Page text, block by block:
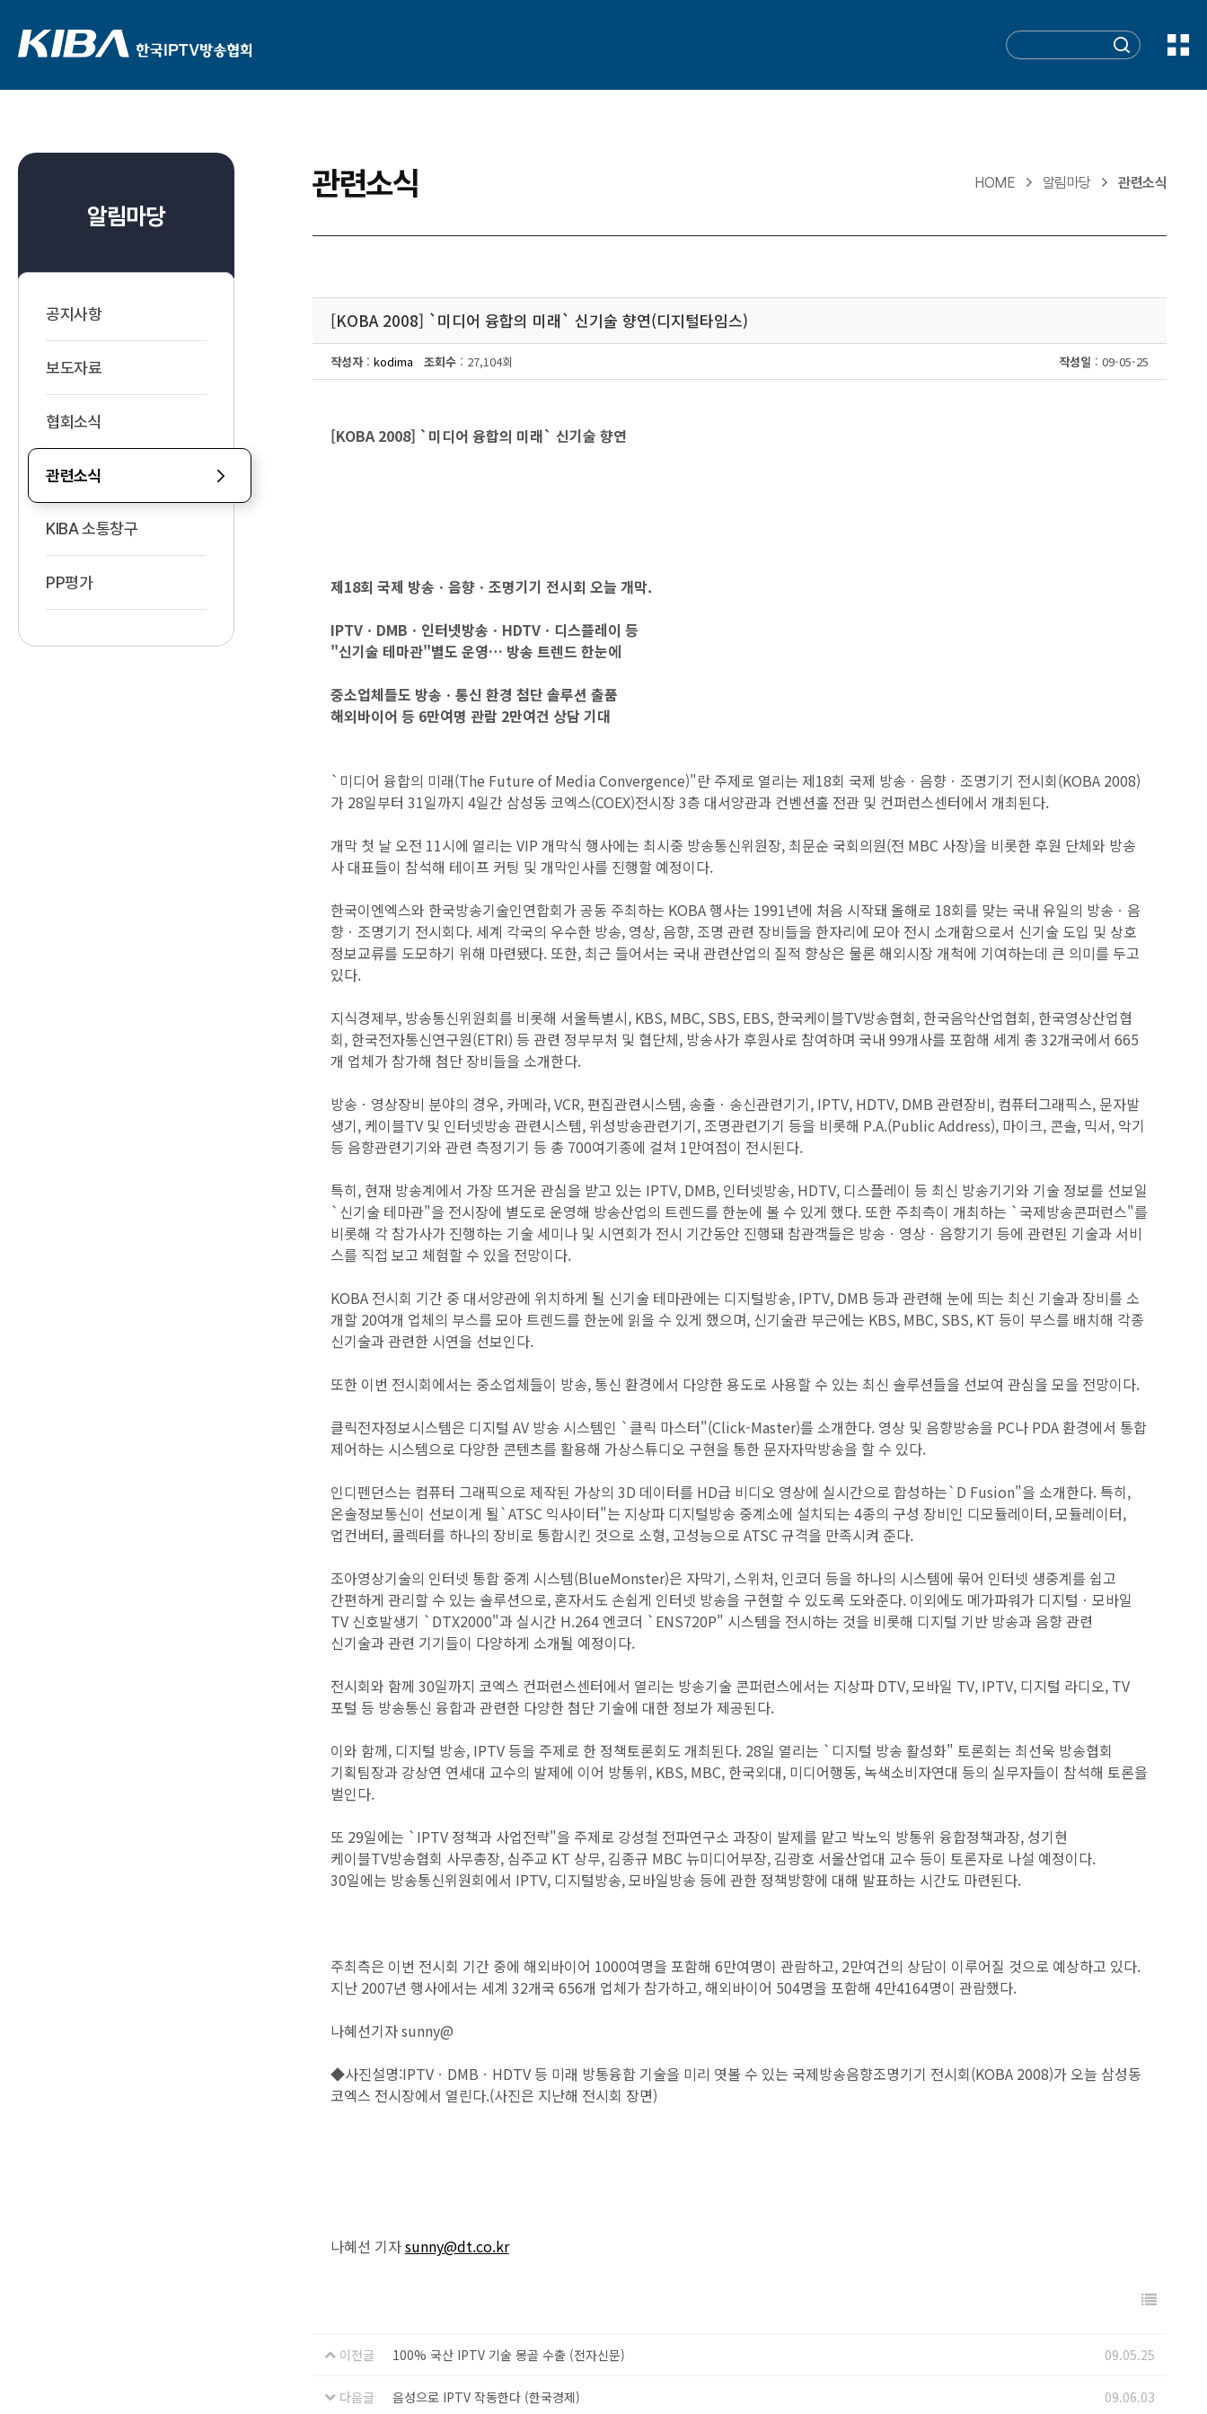
알림마당
공지사항
보도자료
협회소식
관련소식
KIBA 소통창구
PP평가
관련소식 HOME 알림마당 관련소식
[KOBA 2008] `미디어 융합의 미래` 신기술 향연(디지털타임스)
작성자: kodima 조회수: 27,104회 작성일 : 09-05-25
[KOBA 2008] `미디어 융합의 미래` 신기술 향연
제18회 국제 방송ㆍ음향ㆍ조명기기 전시회 오늘 개막.
IPTVㆍDMBㆍ인터넷방송ㆍHDTVㆍ디스플레이 등
"신기술 테마관"별도 운영… 방송 트렌드 한눈에
중소업체들도 방송ㆍ통신 환경 첨단 솔루션 출품
해외바이어 등 6만여명 관람 2만여건 상담 기대
`미디어 융합의 미래(The Future of Media Convergence)"란 주제로 열리는 제18회 국제 방송ㆍ음향ㆍ조명기기 전시회(KOBA 2008)
가 28일부터 31일까지 4일간 삼성동 코엑스(COEX)전시장 3층 대서양관과 컨벤션홀 전관 및 컨퍼런스센터에서 개최된다.
개막 첫 날 오전 11시에 열리는 VIP 개막식 행사에는 최시중 방송통신위원장, 최문순 국회의원(전 MBC 사장)을 비롯한 후원 단체와 방송
사 대표들이 참석해 테이프 커팅 및 개막인사를 진행할 예정이다.
한국이엔엑스와 한국방송기술인연합회가 공동 주최하는 KOBA 행사는 1991년에 처음 시작돼 올해로 18회를 맞는 국내 유일의 방송ㆍ음
향ㆍ조명기기 전시회다. 세계 각국의 우수한 방송, 영상, 음향, 조명 관련 장비들을 한자리에 모아 전시 소개함으로서 신기술 도입 및 상호
정보교류를 도모하기 위해 마련됐다. 또한, 최근 들어서는 국내 관련산업의 질적 향상은 물론 해외시장 개척에 기여하는데 큰 의미를 두고
있다.
지식경제부, 방송통신위원회를 비롯해 서울특별시, KBS, MBC, SBS, EBS, 한국케이블TV방송협회, 한국음악산업협회, 한국영상산업협
회, 한국전자통신연구원(ETRI) 등 관련 정부부처 및 협단체, 방송사가 후원사로 참여하며 국내 99개사를 포함해 세계 총 32개국에서 665
개 업체가 참가해 첨단 장비들을 소개한다.
방송ㆍ영상장비 분야의 경우, 카메라, VCR, 편집관련시스템, 송출ㆍ송신관련기기, IPTV, HDTV, DMB 관련장비, 컴퓨터그래픽스, 문자발
생기, 케이블TV 및 인터넷방송 관련시스템, 위성방송관련기기, 조명관련기기 등을 비롯해 P.A.(Public Address), 마이크, 콘솔, 믹서, 악기
등 음향관련기기와 관련 측정기기 등 총 700여기종에 걸쳐 1만여점이 전시된다.
특히, 현재 방송계에서 가장 뜨거운 관심을 받고 있는 IPTV, DMB, 인터넷방송, HDTV, 디스플레이 등 최신 방송기기와 기술 정보를 선보일
`신기술 테마관"을 전시장에 별도로 운영해 방송산업의 트렌드를 한눈에 볼 수 있게 했다. 또한 주최측이 개최하는 `국제방송콘퍼런스"를
비롯해 각 참가사가 진행하는 기술 세미나 및 시연회가 전시 기간동안 진행돼 참관객들은 방송ㆍ영상ㆍ음향기기 등에 관련된 기술과 서비
스를 직접 보고 체험할 수 있을 전망이다.
KOBA 전시회 기간 중 대서양관에 위치하게 될 신기술 테마관에는 디지털방송, IPTV, DMB 등과 관련해 눈에 띄는 최신 기술과 장비를 소
개할 20여개 업체의 부스를 모아 트렌드를 한눈에 읽을 수 있게 했으며, 신기술관 부근에는 KBS, MBC, SBS, KT 등이 부스를 배치해 각종
신기술과 관련한 시연을 선보인다.
또한 이번 전시회에서는 중소업체들이 방송, 통신 환경에서 다양한 용도로 사용할 수 있는 최신 솔루션들을 선보여 관심을 모을 전망이다.
클릭전자정보시스템은 디지털 AV 방송 시스템인 `클릭 마스터"(Click-Master)를 소개한다. 영상 및 음향방송을 PC나 PDA 환경에서 통합
제어하는 시스템으로 다양한 콘텐츠를 활용해 가상스튜디오 구현을 통한 문자자막방송을 할 수 있다.
인디펜던스는 컴퓨터 그래픽으로 제작된 가상의 3D 데이터를 HD급 비디오 영상에 실시간으로 합성하는`D Fusion"을 소개한다. 특히,
온솔정보통신이 선보이게 될`ATSC 익사이터"는 지상파 디지털방송 중계소에 설치되는 4종의 구성 장비인 디모듈레이터, 모듈레이터,
업컨버터, 콜렉터를 하나의 장비로 통합시킨 것으로 소형, 고성능으로 ATSC 규격을 만족시켜 준다.
조아영상기술의 인터넷 통합 중계 시스템(BlueMonster)은 자막기, 스위처, 인코더 등을 하나의 시스템에 묶어 인터넷 생중계를 쉽고
간편하게 관리할 수 있는 솔루션으로, 혼자서도 손쉽게 인터넷 방송을 구현할 수 있도록 도와준다. 이외에도 메가파워가 디지털ㆍ모바일
TV 신호발생기 `DTX2000"과 실시간 H.264 엔코더 `ENS720P" 시스템을 전시하는 것을 비롯해 디지털 기반 방송과 음향 관련
신기술과 관련 기기들이 다양하게 소개될 예정이다.
전시회와 함께 30일까지 코엑스 컨퍼런스센터에서 열리는 방송기술 콘퍼런스에서는 지상파 DTV, 모바일 TV, IPTV, 디지털 라디오, TV
포털 등 방송통신 융합과 관련한 다양한 첨단 기술에 대한 정보가 제공된다.
이와 함께, 디지털 방송, IPTV 등을 주제로 한 정책토론회도 개최된다. 28일 열리는 `디지털 방송 활성화" 토론회는 최선욱 방송협회
기획팀장과 강상연 연세대 교수의 발제에 이어 방통위, KBS, MBC, 한국외대, 미디어행동, 녹색소비자연대 등의 실무자들이 참석해 토론을
벌인다.
또 29일에는 `IPTV 정책과 사업전략"을 주제로 강성철 전파연구소 과장이 발제를 맡고 박노익 방통위 융합정책과장, 성기현
케이블TV방송협회 사무총장, 심주교 KT 상무, 김종규 MBC 뉴미디어부장, 김광호 서울산업대 교수 등이 토론자로 나설 예정이다.
30일에는 방송통신위원회에서 IPTV, 디지털방송, 모바일방송 등에 관한 정책방향에 대해 발표하는 시간도 마련된다.
주최측은 이번 전시회 기간 중에 해외바이어 1000여명을 포함해 6만여명이 관람하고, 2만여건의 상담이 이루어질 것으로 예상하고 있다.
지난 2007년 행사에서는 세계 32개국 656개 업체가 참가하고, 해외바이어 504명을 포함해 4만4164명이 관람했다.
나혜선기자 sunny@
◆사진설명:IPTVㆍDMBㆍHDTV 등 미래 방통융합 기술을 미리 엿볼 수 있는 국제방송음향조명기기 전시회(KOBA 2008)가 오늘 삼성동
코엑스 전시장에서 열린다.(사진은 지난해 전시회 장면)
나혜선 기자sunny@dt.co.kr
이전글 100% 국산 IPTV 기술 몽골 수출 (전자신문) 09.05.25
다음글 음성으로 IPTV 작동한다 (한국경제) 09.06.03